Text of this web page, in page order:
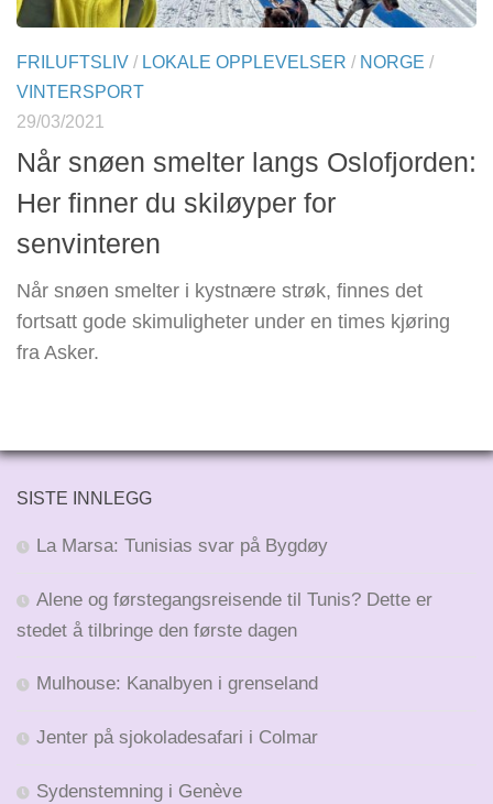
FRILUFTSLIV / LOKALE OPPLEVELSER / NORGE /
VINTERSPORT
29/03/2021
Når snøen smelter langs Oslofjorden:
Her finner du skiløyper for
senvinteren
Når snøen smelter i kystnære strøk, finnes det
fortsatt gode skimuligheter under en times kjøring
fra Asker.
SISTE INNLEGG
La Marsa: Tunisias svar på Bygdøy
Alene og førstegangsreisende til Tunis? Dette er
stedet å tilbringe den første dagen
Mulhouse: Kanalbyen i grenseland
Jenter på sjokoladesafari i Colmar
Sydenstemning i Genève